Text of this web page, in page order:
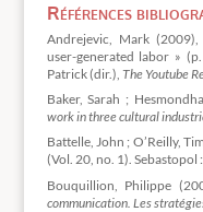
Références
Andrejevic, Mark
user-generated labor »
Patrick (dir.), The Youtube
Baker, Sarah ;
work in three cultural
Battelle, John ; O’Reilly,
(Vol. 20, no. 1). Sebastopol
Bouquillion, Philippe
communication. Les